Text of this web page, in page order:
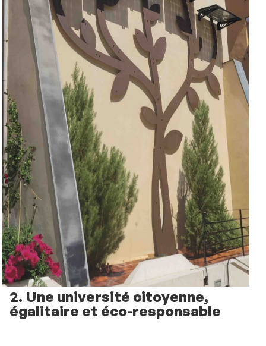
2. Une université citoyenne,
égalitaire et éco-responsable